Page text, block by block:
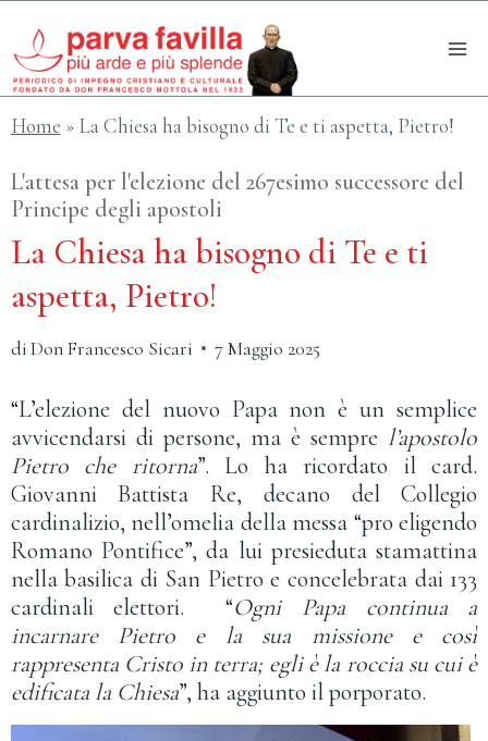
contenuto
Home » La Chiesa ha bisogno di Te e ti aspetta, Pietro!
L'attesa per l'elezione del 267esimo successore del
Principe degli apostoli
La Chiesa ha bisogno di Te e ti
aspetta, Pietro!
diDon Francesco Sicari 7 Maggio 2025
“L’elezione del nuovo Papa non è un semplice
avvicendarsi di persone, ma è sempre l’apostolo
Pietro che ritorna”. Lo ha ricordato il card.
Giovanni Battista Re, decano del Collegio
cardinalizio, nell’omelia della messa “pro eligendo
Romano Pontifice”, da lui presieduta stamattina
nella basilica di San Pietro e concelebrata dai 133
cardinali elettori. “Ogni Papa continua a
incarnare Pietro e la sua missione e così
rappresenta Cristo in terra; egli è la roccia su cui è
edificata la Chiesa”, ha aggiunto il porporato.